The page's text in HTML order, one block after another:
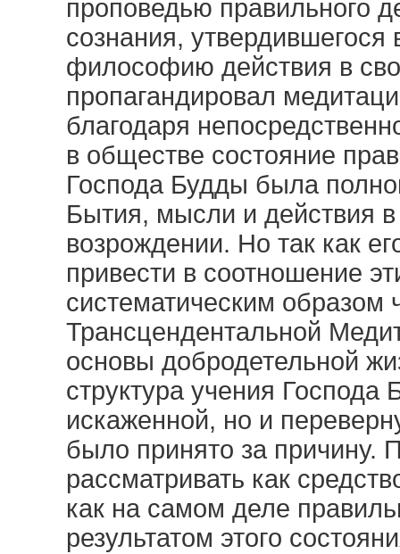
проповедью правильного
сознания,
философию действия в
пропагандировал
благодаря
в обществе состояние
Господа Будды была
Бытия, мысли и действия
возрождении. Но так как
привести в соотношение
систематическим образом
Трансцендентальной
основы добродетельной
структура учения Господа
искаженной, но и
было принято за причину.
рассматривать как
как на самом деле
результатом этого